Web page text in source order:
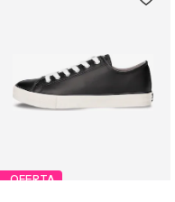
OFERTA